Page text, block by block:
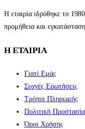
Η εταιρία ιδρύθηκε το
προμήθεια και
Η ΕΤΑΙΡΙΑ
Γιατί Εμάς
Συχνές Ερωτήσεις
Τρόποι Πληρωμής
Πολιτική
Όροι Χρήσης